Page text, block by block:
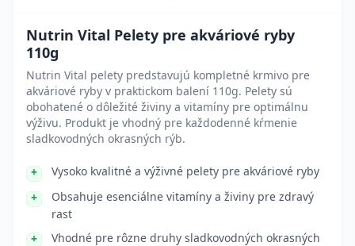
Nutrin Vital Pelety pre akváriové ryby
110g
Nutrin Vital pelety predstavujú kompletné krmivo pre
akváriové ryby v praktickom balení 110g. Pelety sú
obohatené o dôležité živiny a vitamíny pre optimálnu
výživu. Produkt je vhodný pre každodenné kŕmenie
sladkovodných okrasných rýb.
Vysoko kvalitné a výživné pelety pre akváriové ryby
Obsahuje esenciálne vitamíny a živiny pre zdravý
rast
Vhodné pre rôzne druhy sladkovodných okrasných